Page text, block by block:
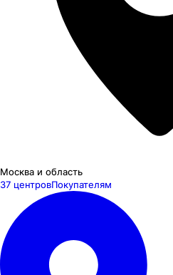
Москва и область
37 центровПокупателям